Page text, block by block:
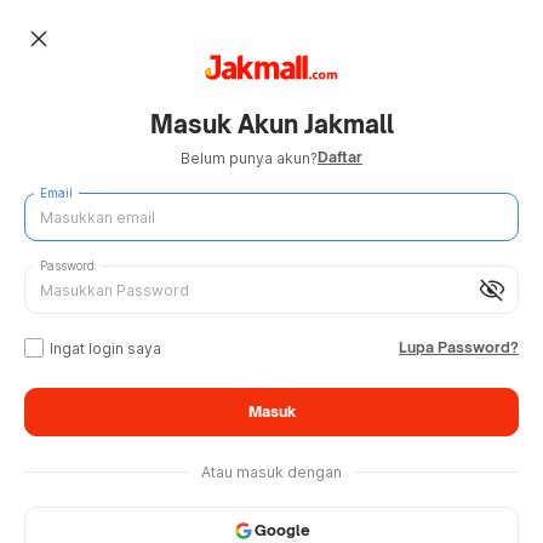
close
Masuk Akun Jakmall
Belum punya akun?Daftar
Email
visibility_off
Password
Ingat login saya Lupa Password?
Masuk
Atau masuk dengan
Google